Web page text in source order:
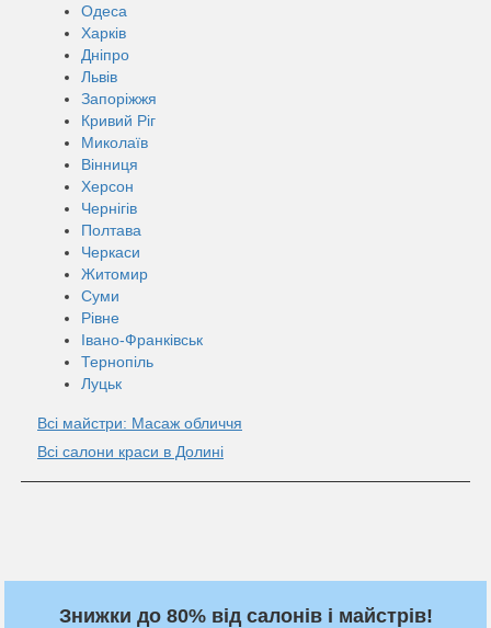
Одеса
Харків
Дніпро
Львів
Запоріжжя
Кривий Ріг
Миколаїв
Вінниця
Херсон
Чернігів
Полтава
Черкаси
Житомир
Суми
Рівне
Івано-Франківськ
Тернопіль
Луцьк
Всі майстри: Масаж обличчя
Всі салони краси в Долині
Знижки до 80% від салонів і майстрів!